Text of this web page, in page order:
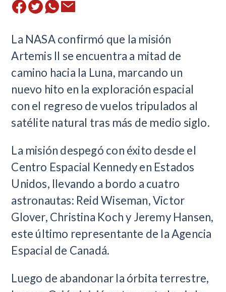
La NASA confirmó que la misión
Artemis II se encuentra a mitad de
camino hacia la Luna, marcando un
nuevo hito en la exploración espacial
con el regreso de vuelos tripulados al
satélite natural tras más de medio siglo.
La misión despegó con éxito desde el
Centro Espacial Kennedy en Estados
Unidos, llevando a bordo a cuatro
astronautas: Reid Wiseman, Victor
Glover, Christina Koch y Jeremy Hansen,
este último representante de la Agencia
Espacial de Canadá.
Luego de abandonar la órbita terrestre,